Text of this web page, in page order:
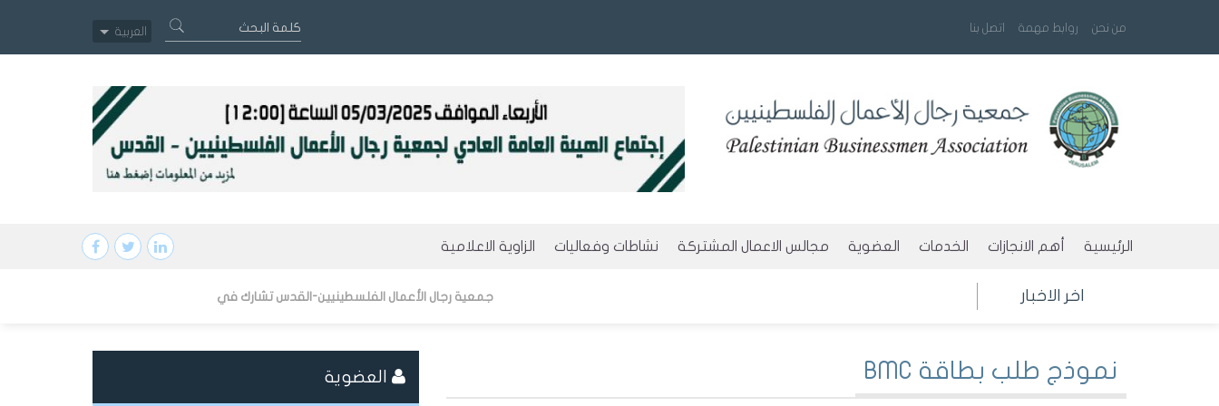
من نحن روابط مهمة اتصل بنا العربية
الرئيسية أهم الانجازات الخدمات
تنسيق معابر
العضوية
نموذج طلب العضوية
مجالس الاعمال المشتركة نشاطات وفعاليات الزاوية الاعلامية
مجلة رجل الأعمال اخر الاخبار جمعية رجال الأعمال الفلسطينيين-القدس تشارك في منتدى سانت بطرسبرغ الاقتصادي الدولي SPIEF 2026 بحضور الرئيس الروسي فلاديمير بوتين
نموذج طلب بطاقة BMC العضوية